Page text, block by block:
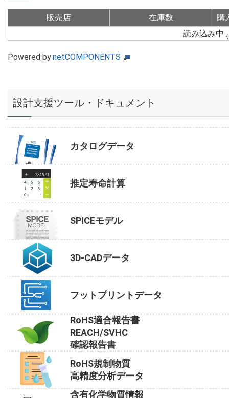
販売店 在庫数
購
読み込み中
Powered bynetCOMPONENTS
設計支援ツール・ドキュメント
カタログデータ
推定寿命計算
SPICEモデル
3D-CADデータ
フットプリントデータ
RoHS適合報告書
REACH/SVHC
確認報告書
RoHS規制物質
高精度分析データ
含有化学物質情報